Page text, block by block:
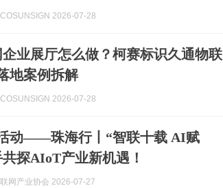
2026-07-28
业展厅怎么做？柯赛标识久通物联
地案例拆解
2026-07-28
动——珠海行丨“智联十载 AI赋
探AIoT产业新机遇！
网产业协会 2026-07-27